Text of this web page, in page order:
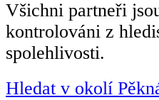
Všichni partneři
kontrolováni z
spolehlivosti.
Hledat v okolí